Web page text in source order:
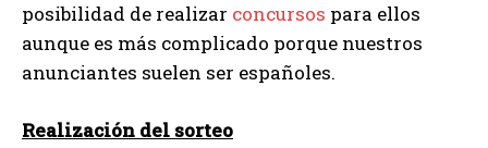
posibilidad de realizar concursos para ellos
aunque es más complicado porque nuestros
anunciantes suelen ser españoles.
Realización del sorteo